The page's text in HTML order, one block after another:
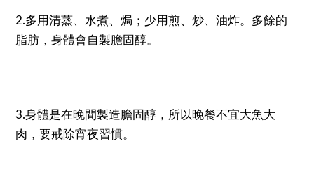
2.多用清蒸、水煮、焗；少用煎、炒、油炸。多餘的
脂肪，身體會自製膽固醇。
3.身體是在晚間製造膽固醇，所以晚餐不宜大魚大
肉，要戒除宵夜習慣。